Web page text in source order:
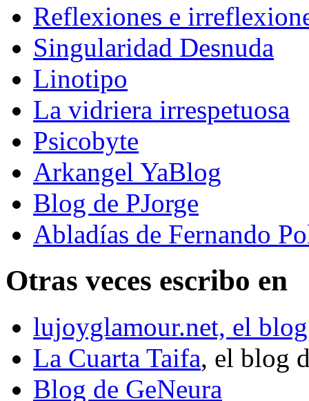
Reflexiones e
Singularidad Desnuda
Linotipo
La vidriera irrespetuosa
Psicobyte
Arkangel YaBlog
Blog de PJorge
Abladías de Fernando
Otras veces escribo en
lujoyglamour.net, el
La Cuarta Taifa, el blog
Blog de GeNeura